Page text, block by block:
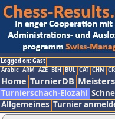
Logged on: Gast
Arabic ARM AZE BIH BUL CAT CHN
Home TurnierDB
Turnierschach-Elozahl
Allgemeines Turnier